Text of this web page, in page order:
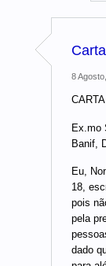
8
Ex.mo
Banif,
Eu,
18,
pois
pela
dado